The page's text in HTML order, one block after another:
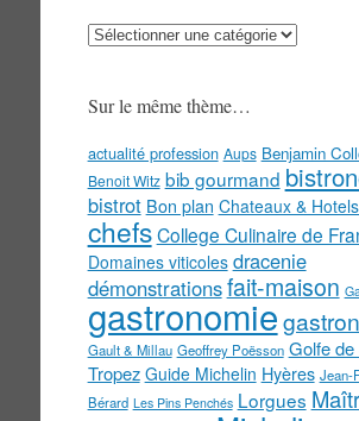
Au
Sur le même thème…
actualité profession Aups Benjamin
Benoit Witz bib gourmand
bistrot Bon plan Chateaux &
chefs College Culinaire de
Domaines viticoles dracenie
démonstrationsfait-maison
gastronomie
Gault & Millau Geoffrey Poësson Golfe de
Tropez Guide Michelin Hyères Jean-
Bérard Les Pins Penchés Lorgues